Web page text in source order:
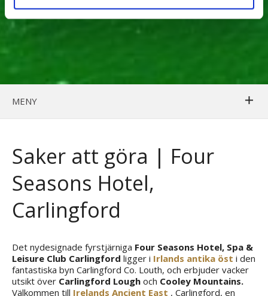
MENY
Saker att göra | Four
Seasons Hotel,
Carlingford
Det nydesignade fyrstjärniga Four Seasons Hotel, Spa &
Leisure Club Carlingford ligger i Irlands antika öst i den
fantastiska byn Carlingford Co. Louth, och erbjuder vacker
utsikt över Carlingford Lough och Cooley Mountains.
Välkommen till Irelands Ancient East , Carlingford, en